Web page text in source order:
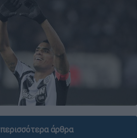
περισσότερα άρθρα